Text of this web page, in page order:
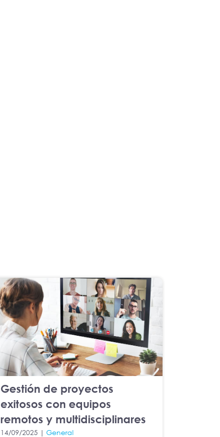
Gestión de proyectos
exitosos con equipos
remotos y multidisciplinares
14/09/2025 | General